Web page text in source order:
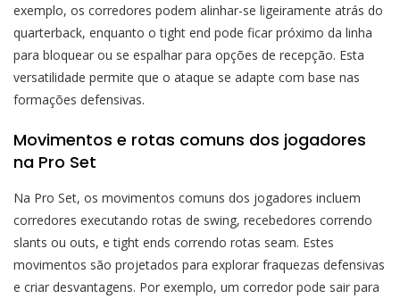
exemplo, os corredores podem alinhar-se ligeiramente atrás do
quarterback, enquanto o tight end pode ficar próximo da linha
para bloquear ou se espalhar para opções de recepção. Esta
versatilidade permite que o ataque se adapte com base nas
formações defensivas.
Movimentos e rotas comuns dos jogadores
na Pro Set
Na Pro Set, os movimentos comuns dos jogadores incluem
corredores executando rotas de swing, recebedores correndo
slants ou outs, e tight ends correndo rotas seam. Estes
movimentos são projetados para explorar fraquezas defensivas
e criar desvantagens. Por exemplo, um corredor pode sair para